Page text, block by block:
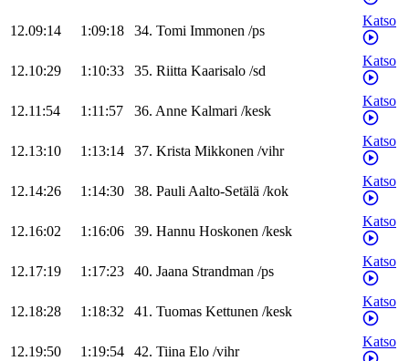
12.09:14 1:09:18 34. Tomi Immonen /ps
Katso
12.10:29 1:10:33 35. Riitta Kaarisalo /sd
Katso
12.11:54 1:11:57 36. Anne Kalmari /kesk
Katso
12.13:10 1:13:14 37. Krista Mikkonen /vihr
Katso
12.14:26 1:14:30 38. PauliAalto-Setälä /kok
Katso
12.16:02 1:16:06 39. Hannu Hoskonen /kesk
Katso
12.17:19 1:17:23 40. Jaana Strandman /ps
Katso
12.18:28 1:18:32 41. Tuomas Kettunen /kesk
Katso
12.19:50 1:19:54 42. Tiina Elo /vihr
Katso